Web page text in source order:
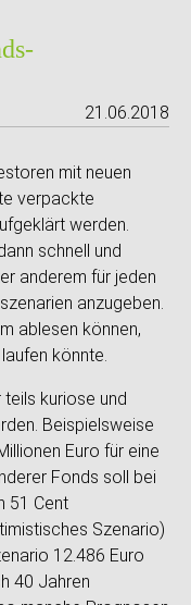
21.06.2018
mit neuen
verpackte
werden.
schnell und
anderem für jeden
anzugeben.
ablesen können,
könnte.
kuriose und
Beispielsweise
Euro für eine
Fonds soll bei
51 Cent
Szenario)
12.486 Euro
40 Jahren